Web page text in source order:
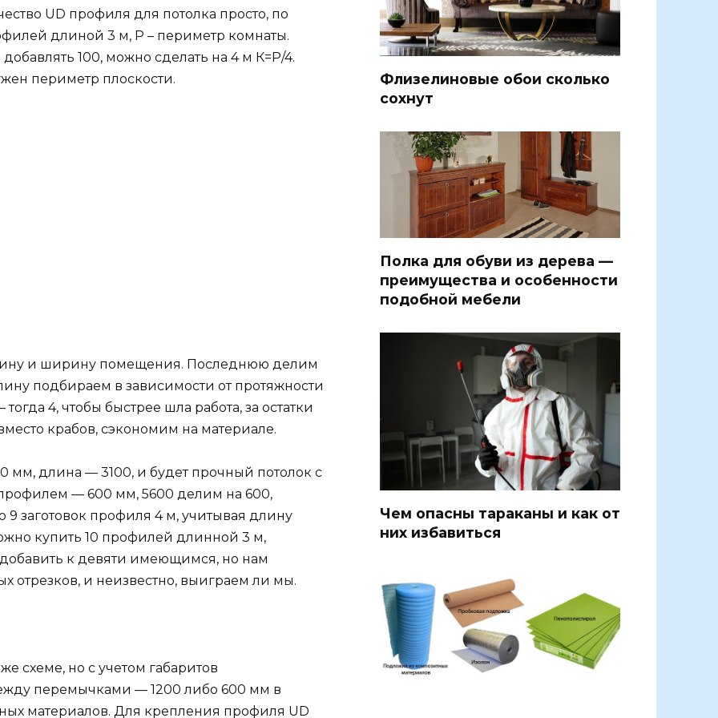
UD профиля для потолка просто, по
длиной 3 м, Р – периметр комнаты.
100, можно сделать на 4 м К=Р/4.
периметр плоскости.
и ширину помещения. Последнюю делим
подбираем в зависимости от протяжности
4, чтобы быстрее шла работа, за остатки
крабов, сэкономим на материале.
длина — 3100, и будет прочный потолок с
— 600 мм, 5600 делим на 600,
9 заготовок профиля 4 м, учитывая длину
купить 10 профилей длинной 3 м,
добавить к девяти имеющимся, но нам
отрезков, и неизвестно, выиграем ли мы.
схеме, но с учетом габаритов
перемычками — 1200 либо 600 мм в
материалов. Для крепления профиля UD
Флизелиновые обои сколько
сохнут
Полка для обуви из дерева —
преимущества и особенности
подобной мебели
Чем опасны тараканы и как от
них избавиться